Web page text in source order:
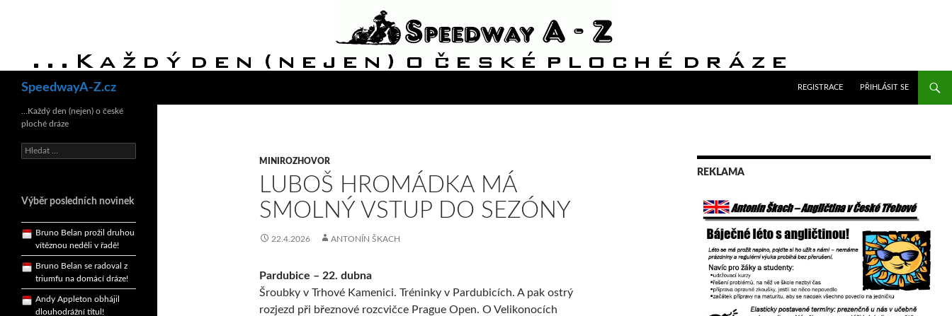
SpeedwayA-Z.cz
REGISTRACE
PŘIHLÁSIT SE
MINIROZHOVOR
LUBOŠ HROMÁDKA MÁ
SMOLNÝ VSTUP DO SEZÓNY
22.4.2026 ANTONÍN ŠKACH
Pardubice – 22. dubna
Šroubky v Trhové Kamenici. Tréninky v Pardubicích. A pak ostrý
rozjezd při březnové rozcvičce Prague Open. O Velikonocích
REKLAMA
…Každý den (nejen) o české
ploché dráze
Vyhledávání
Výběr posledních novinek
Bruno Belan se radoval z
triumfu na domácí dráze!
Andy Appleton obhájil
Reprezentační dvojice
překvapeními!